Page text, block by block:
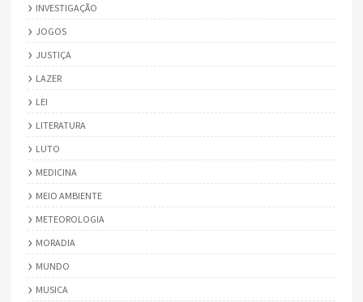
INVESTIGAÇÃO
JOGOS
JUSTIÇA
LAZER
LEI
LITERATURA
LUTO
MEDICINA
MEIO AMBIENTE
METEOROLOGIA
MORADIA
MUNDO
MUSICA